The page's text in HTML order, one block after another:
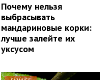
Почему нельзя
выбрасывать
мандариновые корки:
лучше залейте их
уксусом